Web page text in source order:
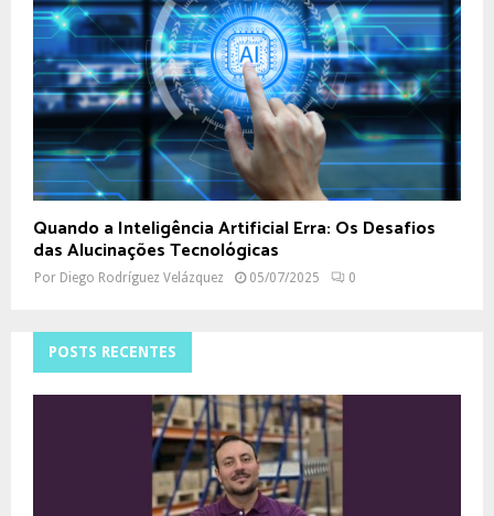
Quando a Inteligência Artificial Erra: Os Desafios
das Alucinações Tecnológicas
Por Diego Rodríguez Velázquez 05/07/2025 0
POSTS RECENTES